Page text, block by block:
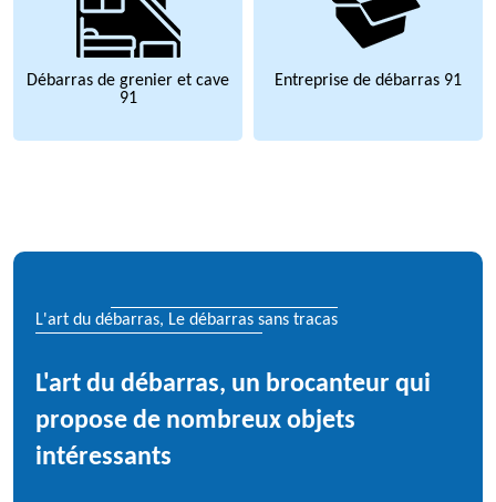
Débarras de grenier et cave
91
Entreprise de débarras 91
L'art du débarras, Le débarras sans tracas
L'art du débarras, un brocanteur qui
propose de nombreux objets
intéressants